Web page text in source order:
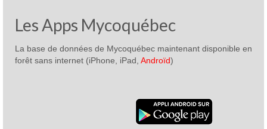
Les Apps Mycoquébec
La base de données de Mycoquébec maintenant disponible en
forêt sans internet (iPhone, iPad, Androïd)